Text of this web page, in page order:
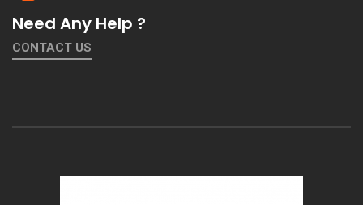
Need Any Help ?
CONTACT US